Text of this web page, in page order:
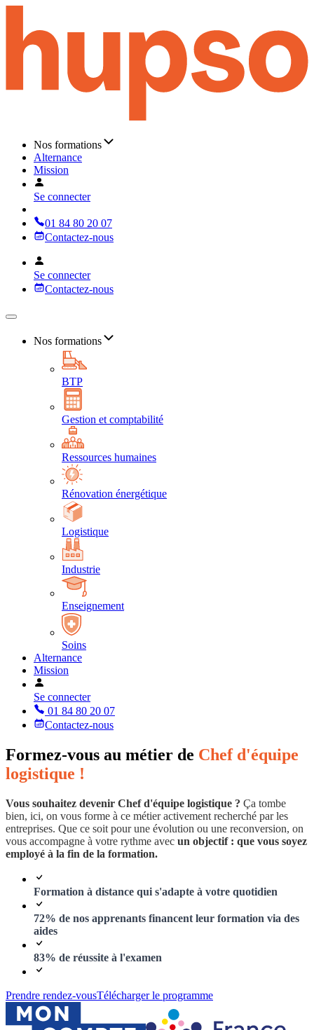
Nos formations
Alternance
Mission
Se connecter
01 84 80 20 07
Contactez-nous
Se connecter
Contactez-nous
Nos formations
BTP
Gestion et comptabilité
Ressources humaines
Rénovation énergétique
Logistique
Industrie
Enseignement
Soins
Alternance
Mission
Se connecter
01 84 80 20 07
Contactez-nous
Formez-vous au métier de Chef d'équipe
logistique !
Vous souhaitez devenir Chef d'équipe logistique ? Ça tombe
bien, ici, on vous forme à ce métier activement recherché par les
entreprises. Que ce soit pour une évolution ou une reconversion, on
vous accompagne à votre rythme avec un objectif : que vous soyez
employé à la fin de la formation.
Formation à distance qui s'adapte à votre quotidien
72% de nos apprenants financent leur formation via des
aides
83% de réussite à l'examen
Prendre rendez-vousTélécharger le programme